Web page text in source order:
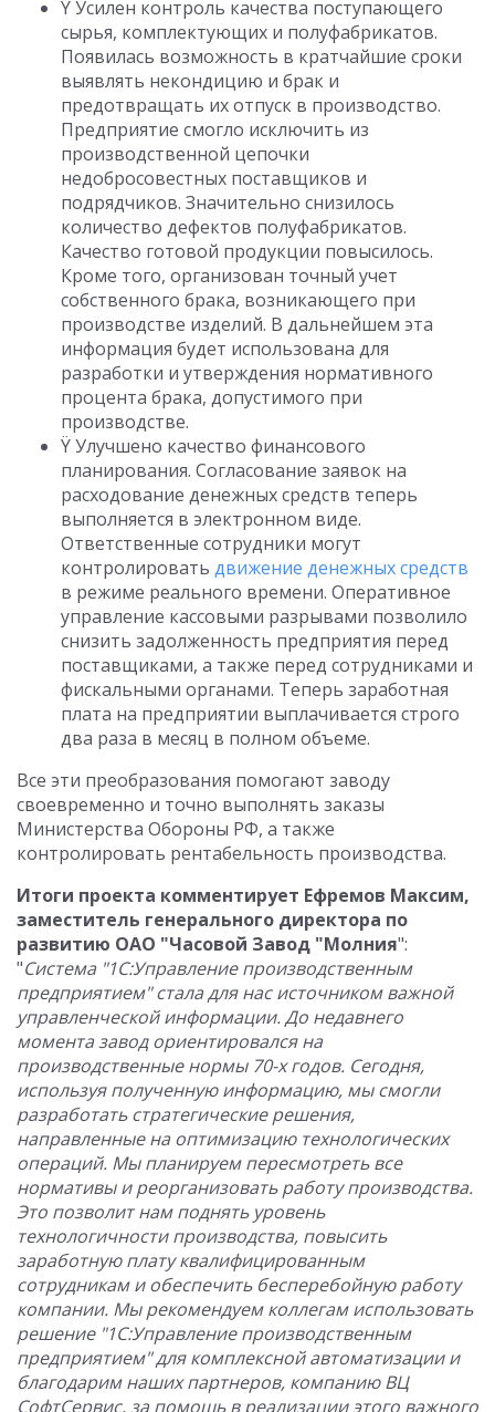
Ÿ Усилен контроль качества поступающего
сырья, комплектующих и полуфабрикатов.
Появилась возможность в кратчайшие сроки
выявлять некондицию и брак и
предотвращать их отпуск в производство.
Предприятие смогло исключить из
производственной цепочки
недобросовестных поставщиков и
подрядчиков. Значительно снизилось
количество дефектов полуфабрикатов.
Качество готовой продукции повысилось.
Кроме того, организован точный учет
собственного брака, возникающего при
производстве изделий. В дальнейшем эта
информация будет использована для
разработки и утверждения нормативного
процента брака, допустимого при
производстве.
Ÿ Улучшено качество финансового
планирования. Согласование заявок на
расходование денежных средств теперь
выполняется в электронном виде.
Ответственные сотрудники могут
контролировать движение денежных средств
в режиме реального времени. Оперативное
управление кассовыми разрывами позволило
снизить задолженность предприятия перед
поставщиками, а также перед сотрудниками и
фискальными органами. Теперь заработная
плата на предприятии выплачивается строго
два раза в месяц в полном объеме.
Все эти преобразования помогают заводу
своевременно и точно выполнять заказы
Министерства Обороны РФ, а также
контролировать рентабельность производства.
Итоги проекта комментирует Ефремов Максим,
заместитель генерального директора по
развитию ОАО "Часовой Завод "Молния":
"Система "1С:Управление производственным
предприятием" стала для нас источником важной
управленческой информации. До недавнего
момента завод ориентировался на
производственные нормы 70-х годов. Сегодня,
используя полученную информацию, мы смогли
разработать стратегические решения,
направленные на оптимизацию технологических
операций. Мы планируем пересмотреть все
нормативы и реорганизовать работу производства.
Это позволит нам поднять уровень
технологичности производства, повысить
заработную плату квалифицированным
сотрудникам и обеспечить бесперебойную работу
компании. Мы рекомендуем коллегам использовать
решение "1С:Управление производственным
предприятием" для комплексной автоматизации и
благодарим наших партнеров, компанию ВЦ
СофтСервис, за помощь в реализации этого важного